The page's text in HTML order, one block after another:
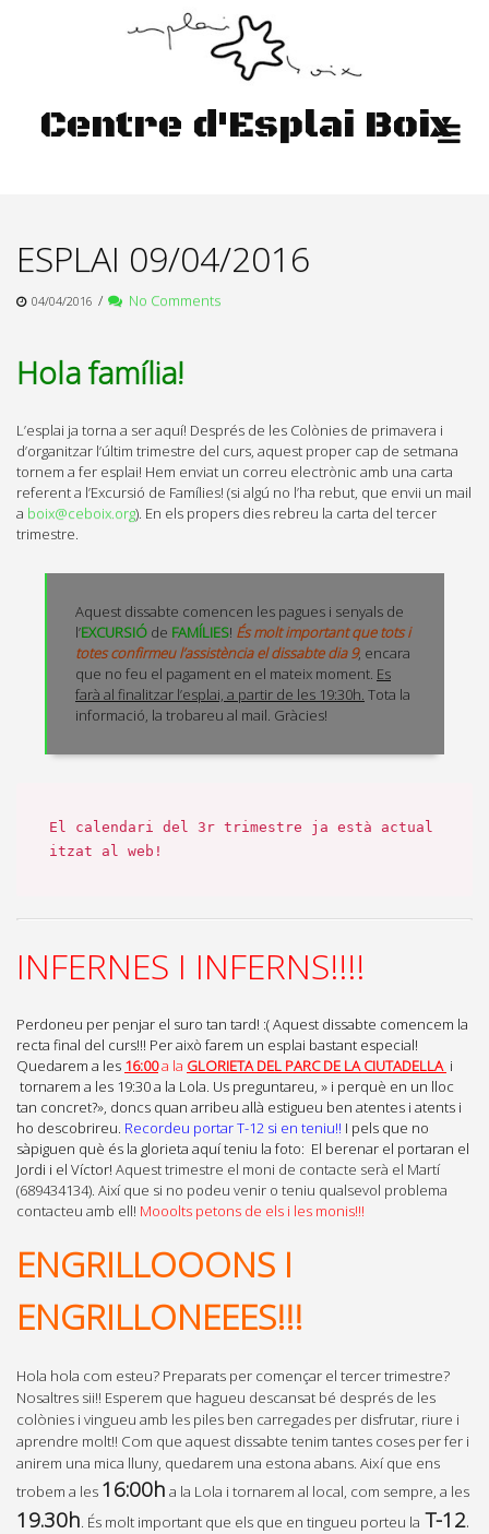
Centre d'Esplai Boix
ESPLAI 09/04/2016
04/04/2016 / No Comments
Hola família!
L’esplai ja torna a ser aquí! Després de les Colònies de primavera i
d’organitzar l’últim trimestre del curs, aquest proper cap de setmana
tornem a fer esplai! Hem enviat un correu electrònic amb una carta
referent a l’Excursió de Famílies! (si algú no l’ha rebut, que envii un mail
a boix@ceboix.org). En els propers dies rebreu la carta del tercer
trimestre.
Aquest dissabte comencen les pagues i senyals de
l’EXCURSIÓ de FAMÍLIES! És molt important que tots i
totes confirmeu l’assistència el dissabte dia 9, encara
que no feu el pagament en el mateix moment. Es
farà al finalitzar l’esplai, a partir de les 19:30h. Tota la
informació, la trobareu al mail. Gràcies!
El calendari del 3r trimestre ja està actual
itzat al web!
INFERNES I INFERNS!!!!
Perdoneu per penjar el suro tan tard! :(Aquest dissabte comencem la
recta final del curs!!! Per això farem un esplai bastant especial!
Quedarem a les 16:00a la GLORIETA DEL PARC DE LA CIUTADELLA i
tornarem a les 19:30 a la Lola. Us preguntareu, » i perquè en un lloc
tan concret?», doncs quan arribeu allà estigueu ben atentes i atents i
ho descobrireu. Recordeu portar T-12 si en teniu!! I pels que no
sàpiguen què és la glorieta aquí teniu la foto: El berenar el portaran el
Jordi i el Víctor! Aquest trimestre el moni de contacte serà el Martí
(689434134). Així que si no podeu venir o teniu qualsevol problema
contacteu amb ell! Mooolts petons de els i les monis!!!
ENGRILLOOONS I
ENGRILLONEEES!!!
Hola hola com esteu? Preparats per començar el tercer trimestre?
Nosaltres sii!! Esperem que hagueu descansat bé després de les
colònies i vingueu amb les piles ben carregades per disfrutar, riure i
aprendre molt!! Com que aquest dissabte tenim tantes coses per fer i
anirem una mica lluny, quedarem una estona abans. Així que ens
trobem a les 16:00h a la Lola i tornarem al local, com sempre, a les
19.30h. És molt important que els que en tingueu porteu la T-12.